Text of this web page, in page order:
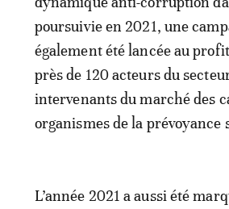
poursuivie en 2021, une
également été lancée au
près de 120 acteurs du
intervenants du marché des
organismes de la prévoyance
L’année 2021 a aussi été